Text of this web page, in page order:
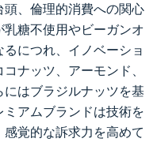
、倫理的消費への関心
糖不使用やビーガンオ
につれ、イノベーショ
ナッツ、アーモンド、
はブラジルナッツを基
アムブランドは技術を
覚的な訴求力を高めて